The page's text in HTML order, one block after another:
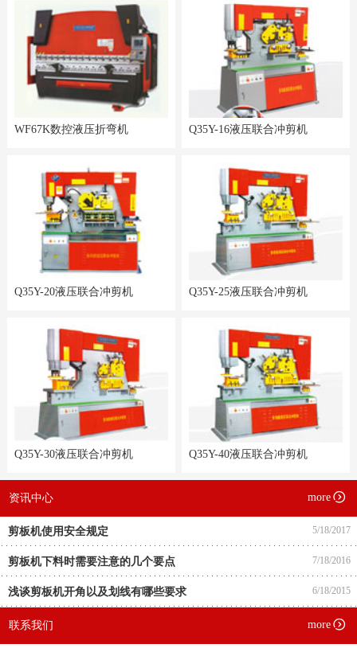
WF67K数控液压折弯机 Q35Y-16液压联合冲剪机
Q35Y-20液压联合冲剪机 Q35Y-25液压联合冲剪机
Q35Y-30液压联合冲剪机 Q35Y-40液压联合冲剪机
资讯中心 more
剪板机使用安全规定 5/18/2017
剪板机下料时需要注意的几个要点 7/18/2016
浅谈剪板机开角以及划线有哪些要求 6/18/2015
联系我们 more